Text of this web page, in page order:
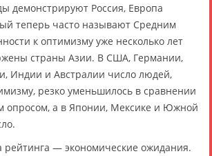
демонстрируют Россия, Европа
теперь часто называют Средним
к оптимизму уже несколько лет
страны Азии. В США, Германии,
Индии и Австралии число людей,
резко уменьшилось в сравнении
опросом, а в Японии, Мексике и Южной
рейтинга — экономические ожидания.